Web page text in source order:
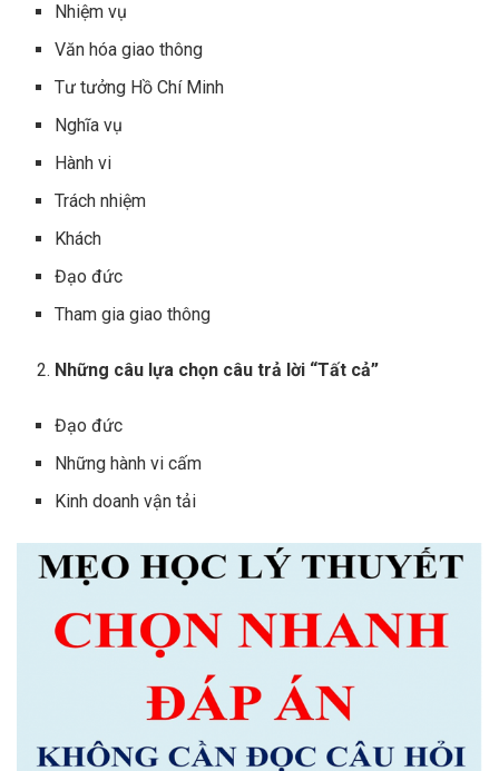
Nhiệm vụ
Văn hóa giao thông
Tư tưởng Hồ Chí Minh
Nghĩa vụ
Hành vi
Trách nhiệm
Khách
Đạo đức
Tham gia giao thông
Những câu lựa chọn câu trả lời “Tất cả”
Đạo đức
Những hành vi cấm
Kinh doanh vận tải